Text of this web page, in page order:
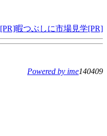
[PR]暇つぶしに市場見学[PR]
Powered by ime140409